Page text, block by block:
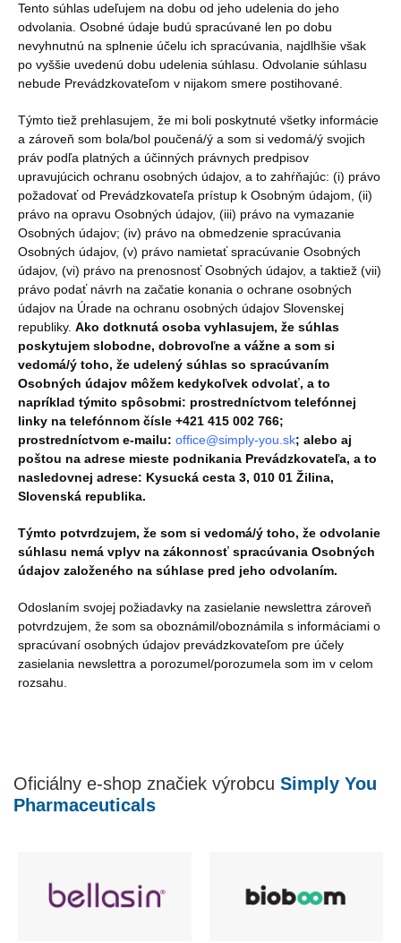
Tento súhlas udeľujem na dobu od jeho udelenia do jeho
odvolania. Osobné údaje budú spracúvané len po dobu
nevyhnutnú na splnenie účelu ich spracúvania, najdlhšie však
po vyššie uvedenú dobu udelenia súhlasu. Odvolanie súhlasu
nebude Prevádzkovateľom v nijakom smere postihované.
Týmto tiež prehlasujem, že mi boli poskytnuté všetky informácie
a zároveň som bola/bol poučená/ý a som si vedomá/ý svojich
práv podľa platných a účinných právnych predpisov
upravujúcich ochranu osobných údajov, a to zahŕňajúc: (i) právo
požadovať od Prevádzkovateľa prístup k Osobným údajom, (ii)
právo na opravu Osobných údajov, (iii) právo na vymazanie
Osobných údajov; (iv) právo na obmedzenie spracúvania
Osobných údajov, (v) právo namietať spracúvanie Osobných
údajov, (vi) právo na prenosnosť Osobných údajov, a taktiež (vii)
právo podať návrh na začatie konania o ochrane osobných
údajov na Úrade na ochranu osobných údajov Slovenskej
republiky. Ako dotknutá osoba vyhlasujem, že súhlas
poskytujem slobodne, dobrovoľne a vážne a som si
vedomá/ý toho, že udelený súhlas so spracúvaním
Osobných údajov môžem kedykoľvek odvolať, a to
napríklad týmito spôsobmi: prostredníctvom telefónnej
linky na telefónnom čísle +421 415 002 766;
prostredníctvom e-mailu: office@simply-you.sk; alebo aj
poštou na adrese mieste podnikania Prevádzkovateľa, a to
nasledovnej adrese: Kysucká cesta 3, 010 01 Žilina,
Slovenská republika.
Týmto potvrdzujem, že som si vedomá/ý toho, že odvolanie
súhlasu nemá vplyv na zákonnosť spracúvania Osobných
údajov založeného na súhlase pred jeho odvolaním.
Odoslaním svojej požiadavky na zasielanie newslettra zároveň
potvrdzujem, že som sa oboznámil/oboznámila s informáciami o
spracúvaní osobných údajov prevádzkovateľom pre účely
zasielania newslettra a porozumel/porozumela som im v celom
rozsahu.
Oficiálny e-shop značiek výrobcu Simply You
Pharmaceuticals